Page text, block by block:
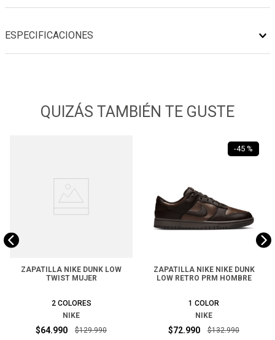
ESPECIFICACIONES
QUIZÁS TAMBIÉN TE GUSTE
ZAPATILLA NIKE DUNK LOW
TWIST MUJER
2 COLORES
NIKE
$64.990 $129.990
-45 %
ZAPATILLA NIKE NIKE DUNK
LOW RETRO PRM HOMBRE
1 COLOR
NIKE
$72.990 $132.990